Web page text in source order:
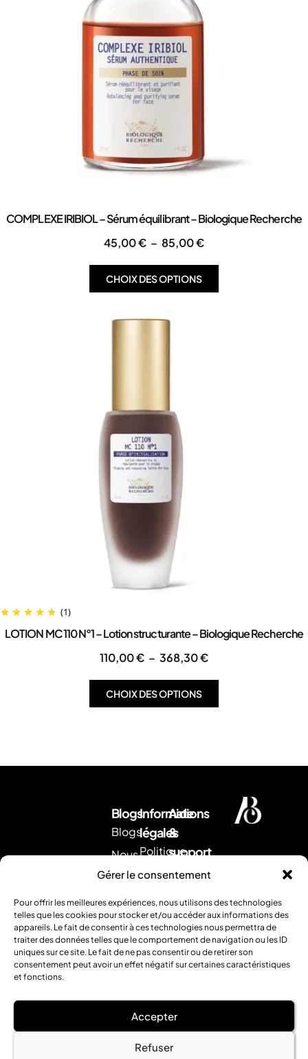
Gérer le consentement
Pour offrir les meilleures expériences, nous utilisons des technologies
telles que les cookies pour stocker et/ou accéder aux informations des
appareils. Le fait de consentir à ces technologies nous permettra de
traiter des données telles que le comportement de navigation ou les ID
uniques sur ce site. Le fait de ne pas consentir ou de retirer son
consentement peut avoir un effet négatif sur certaines caractéristiques
et fonctions.
Accepter
Refuser
COMPLEXE IRIBIOL – Sérum équilibrant – Biologique Recherche
45,00€ – 85,00€
CHOIX DES OPTIONS
(1)
LOTION MC 110 N°1 – Lotion structurante – Biologique Recherche
110,00€ – 368,30€
CHOIX DES OPTIONS
Blogs
Blogs
Nous
contacter
remboursement
FAQ
Informations
légales
Politique
d'expédition
Mentions
légales
Aide
&
support
Envoyez
nous
un
mail.
Ou
contactez
nous
par
:
0354952120